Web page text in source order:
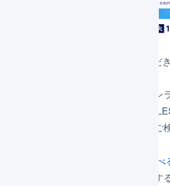
いつもLOGILESSをご利用いただ
ご契約中の利用者さま向けにオン
開催させていただきます。
活用いただくためにぜひ参加をご
「仕組みから学
と一部重複